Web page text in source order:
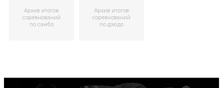
Архив итогов
соревнований
по самбо
Архив итогов
соревнований
по дзюдо